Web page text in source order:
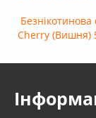
Cherry (Вишня)